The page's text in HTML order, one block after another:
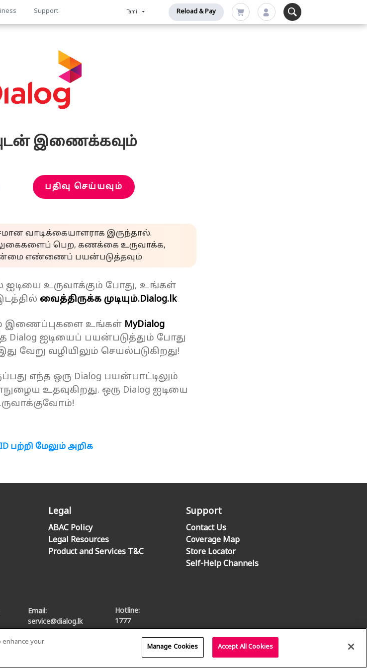
Support Tamil Reload & Pay
இணைக்கவும்
பதிவு செய்யவும்
வாடிக்கையாளராக இருந்தால்.
பெற, கணக்கை உருவாக்க,
எண்ணைப் பயன்படுத்தவும்
உருவாக்கும் போது, உங்கள்
வைத்திருக்க முடியும்.Dialog.lk
இணைப்புகளை உங்கள் MyDialog
ஐடியைப் பயன்படுத்தும் போது
வேறு வழியிலும் செயல்படுகிறது!
எந்த ஒரு Dialog பயன்பாட்டிலும்
உதவுகிறது. ஒரு Dialog ஐடியை
ID பற்றி மேலும் அறிக
Legal
ABAC Policy
Legal Resources
Product and Services T&C
Support
Contact Us
Coverage Map
Store Locator
Self-Help Channels
Email:
service@dialog.lk
Hotline:
1777
PLC. All Rights Reserved
enhance your
Manage Cookies Accept All Cookies